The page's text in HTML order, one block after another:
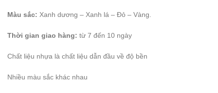
Màu sắc: Xanh dương – Xanh lá – Đỏ – Vàng.
Thời gian giao hàng: từ 7 đến 10 ngày
Chất liệu nhựa là chất liệu dẫn đầu về độ bền
Nhiều màu sắc khác nhau